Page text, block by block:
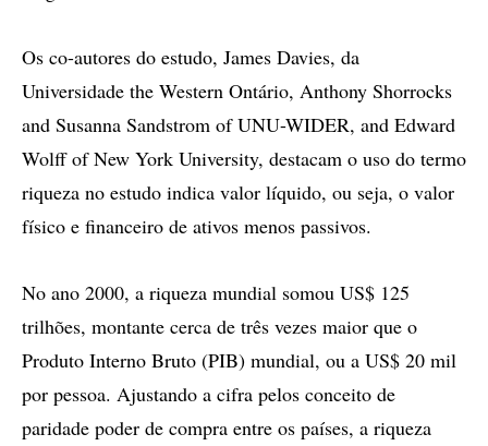
Os co-autores do estudo, James Davies, da
Universidade the Western Ontário, Anthony Shorrocks
and Susanna Sandstrom of UNU-WIDER, and Edward
Wolff of New York University, destacam o uso do termo
riqueza no estudo indica valor líquido, ou seja, o valor
físico e financeiro de ativos menos passivos.
No ano 2000, a riqueza mundial somou US$ 125
trilhões, montante cerca de três vezes maior que o
Produto Interno Bruto (PIB) mundial, ou a US$ 20 mil
por pessoa. Ajustando a cifra pelos conceito de
paridade poder de compra entre os países, a riqueza